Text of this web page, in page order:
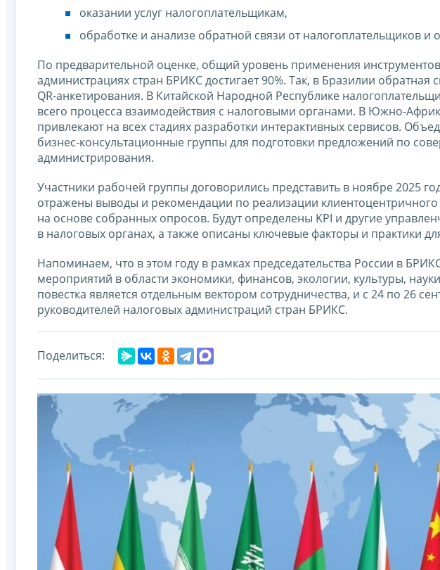
оказании услуг налогоплательщикам,
обработке и анализе обратной связи от налогоплательщиков
По предварительной оценке, общий уровень применения
администрациях стран БРИКС достигает 90%. Так, в Бразилии
QR-анкетирования. В Китайской Народной Республике
всего процесса взаимодействия с налоговыми органами. В Южно-
привлекают на всех стадиях разработки интерактивных сервисов.
бизнес-консультационные группы для подготовки предложений по
администрирования.
Участники рабочей группы договорились представить в ноябре 2025
отражены выводы и рекомендации по реализации
на основе собранных опросов. Будут определены KPI и другие
в налоговых органах, а также описаны ключевые факторы и практики
Напоминаем, что в этом году в рамках председательства России в
мероприятий в области экономики, финансов, экологии, культуры,
повестка является отдельным вектором сотрудничества, и с 24 по 26
руководителей налоговых администраций стран БРИКС.
Поделиться: